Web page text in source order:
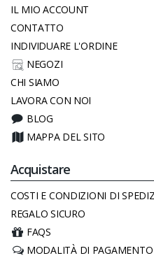
IL MIO ACCOUNT
CONTATTO
INDIVIDUARE L'ORDINE
NEGOZI
CHI SIAMO
LAVORA CON NOI
BLOG
MAPPA DEL SITO
Acquistare
COSTI E CONDIZIONI DI
REGALO SICURO
FAQS
MODALITÀ DI PAGAMENTO